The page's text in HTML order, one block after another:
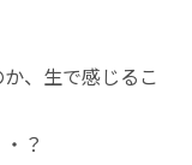
、生で感じるこ
？